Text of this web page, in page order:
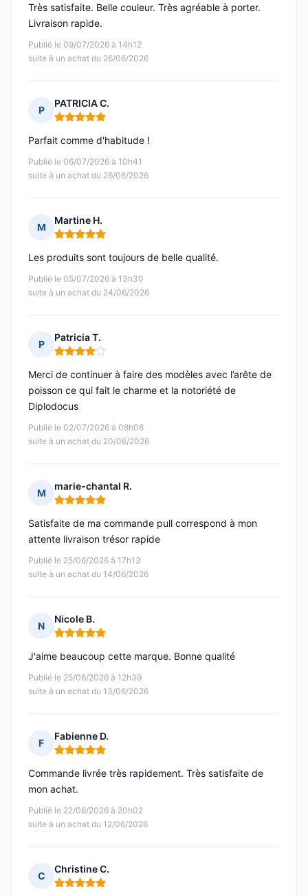
Publié le 09/07/2026 à 14h12
suite à un achat du 26/06/2026
Très satisfaite. Belle couleur. Très agréable à porter.
Livraison rapide.
P
PATRICIA C.
Note : 5 sur 5
Publié le 06/07/2026 à 10h41
suite à un achat du 26/06/2026
Parfait comme d'habitude !
M
Martine H.
Note : 5 sur 5
Publié le 05/07/2026 à 13h30
suite à un achat du 24/06/2026
Les produits sont toujours de belle qualité.
P
Patricia T.
Note : 4 sur 5
Publié le 02/07/2026 à 08h08
suite à un achat du 20/06/2026
Merci de continuer à faire des modèles avec l’arête de
poisson ce qui fait le charme et la notoriété de
Diplodocus
M
marie-chantal R.
Note : 5 sur 5
Publié le 25/06/2026 à 17h13
suite à un achat du 14/06/2026
Satisfaite de ma commande pull correspond à mon
attente livraison trésor rapide
N
Nicole B.
Note : 5 sur 5
Publié le 25/06/2026 à 12h39
suite à un achat du 13/06/2026
J'aime beaucoup cette marque. Bonne qualité
F
Fabienne D.
Note : 5 sur 5
Publié le 22/06/2026 à 20h02
suite à un achat du 12/06/2026
Commande livrée très rapidement. Très satisfaite de
mon achat.
C
Christine C.
Note : 5 sur 5